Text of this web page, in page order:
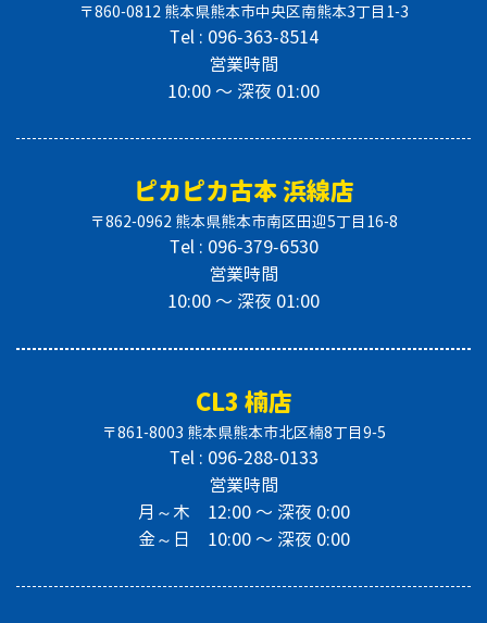
〒860-0812 熊本県熊本市中央区南熊本3丁目1-3
Tel : 096-363-8514
営業時間
10:00 〜 深夜 01:00
ピカピカ古本 浜線店
〒862-0962 熊本県熊本市南区田迎5丁目16-8
Tel : 096-379-6530
営業時間
10:00 〜 深夜 01:00
CL3 楠店
〒861-8003 熊本県熊本市北区楠8丁目9-5
Tel : 096-288-0133
営業時間
月～木 12:00 〜 深夜 0:00
金～日 10:00 〜 深夜 0:00